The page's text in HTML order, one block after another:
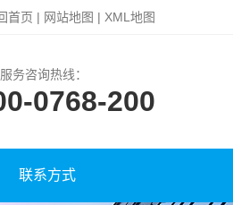
首页 | 网站地图 | XML地图
务咨询热线：
0768-200
联系方式